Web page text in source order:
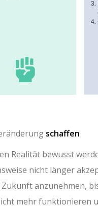
schaffen
Realität bewusst
nicht länger
anzunehmen,
mehr funktionieren